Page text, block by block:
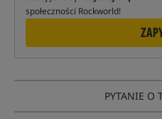
społeczności Rockworld!
PYTANIE O